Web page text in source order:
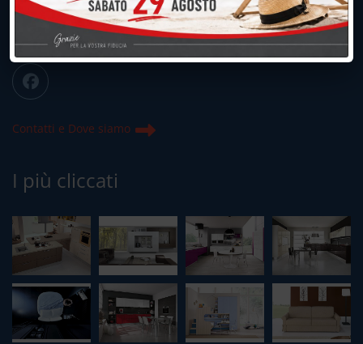
ORARI: 09.00/12.00 - 15.00/19.15
Chiuso domenica e lunedì mattina
Contatti e Dove siamo
I più cliccati